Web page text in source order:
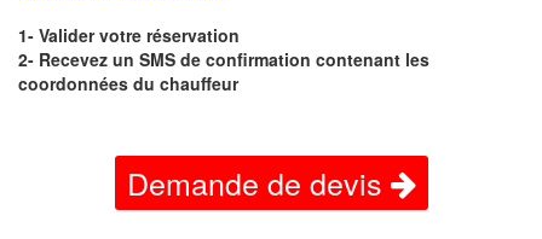
1- Valider votre réservation
2- Recevez un SMS de confirmation contenant les
coordonnées du chauffeur
Demande de devis